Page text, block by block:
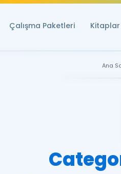
Çalışma Paketleri
Ana